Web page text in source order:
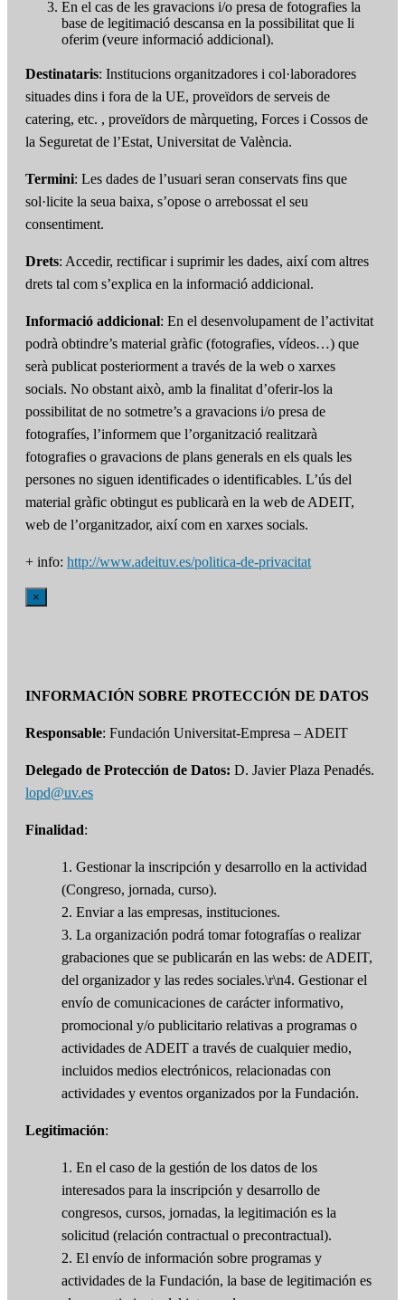
En el cas de les gravacions i/o presa de fotografies la
base de legitimació descansa en la possibilitat que li
oferim (veure informació addicional).
Destinataris: Institucions organitzadores i col·laboradores
situades dins i fora de la UE, proveïdors de serveis de
catering, etc. , proveïdors de màrqueting, Forces i Cossos de
la Seguretat de l’Estat, Universitat de València.
Termini: Les dades de l’usuari seran conservats fins que
sol·licite la seua baixa, s’opose o arrebossat el seu
consentiment.
Drets: Accedir, rectificar i suprimir les dades, així com altres
drets tal com s’explica en la informació addicional.
Informació addicional: En el desenvolupament de l’activitat
podrà obtindre’s material gràfic (fotografies, vídeos…) que
serà publicat posteriorment a través de la web o xarxes
socials. No obstant això, amb la finalitat d’oferir-los la
possibilitat de no sotmetre’s a gravacions i/o presa de
fotografíes, l’informem que l’organització realitzarà
fotografies o gravacions de plans generals en els quals les
persones no siguen identificades o identificables. L’ús del
material gràfic obtingut es publicarà en la web de ADEIT,
web de l’organitzador, així com en xarxes socials.
+ info: http://www.adeituv.es/politica-de-privacitat
×
INFORMACIÓN SOBRE PROTECCIÓN DE DATOS
Responsable: Fundación Universitat-Empresa – ADEIT
Delegado de Protección de Datos: D. Javier Plaza Penadés.
lopd@uv.es
Finalidad:
1. Gestionar la inscripción y desarrollo en la actividad
(Congreso, jornada, curso).
2. Enviar a las empresas, instituciones.
3. La organización podrá tomar fotografías o realizar
grabaciones que se publicarán en las webs: de ADEIT,
del organizador y las redes sociales.\r\n4. Gestionar el
envío de comunicaciones de carácter informativo,
promocional y/o publicitario relativas a programas o
actividades de ADEIT a través de cualquier medio,
incluidos medios electrónicos, relacionadas con
actividades y eventos organizados por la Fundación.
Legitimación:
1. En el caso de la gestión de los datos de los
interesados para la inscripción y desarrollo de
congresos, cursos, jornadas, la legitimación es la
solicitud (relación contractual o precontractual).
2. El envío de información sobre programas y
actividades de la Fundación, la base de legitimación es